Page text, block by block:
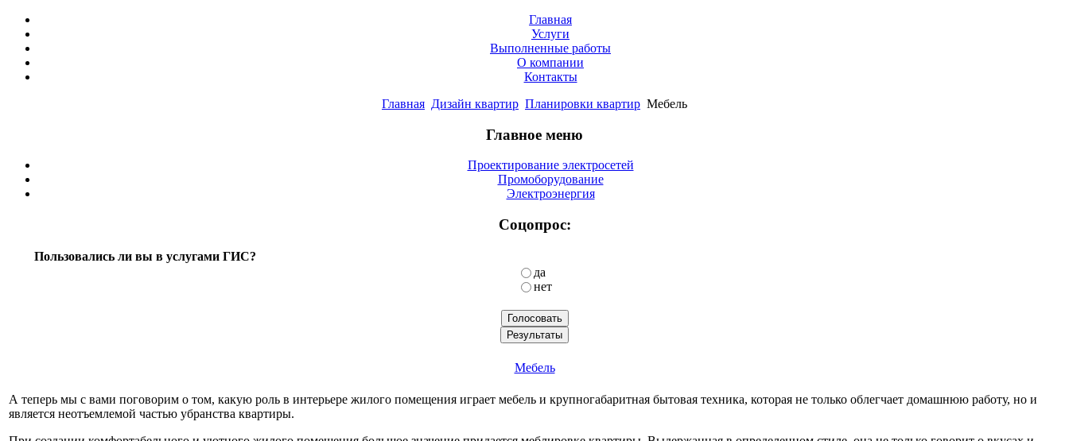
Главная
Услуги
Выполненные работы
О компании
Контакты
Главная Дизайн квартир Планировки квартир Мебель
Главное меню
Проектирование электросетей
Промоборудование
Электроэнергия
Соцопрос:
Пользовались ли вы в услугами ГИС?
да
нет
Мебель
А теперь мы с вами поговорим о том, какую роль в интерьере жилого помещения играет мебель и крупногабаритная бытовая техника, которая не только облегчает домашнюю работу, но и
является неотъемлемой частью убранства квартиры.